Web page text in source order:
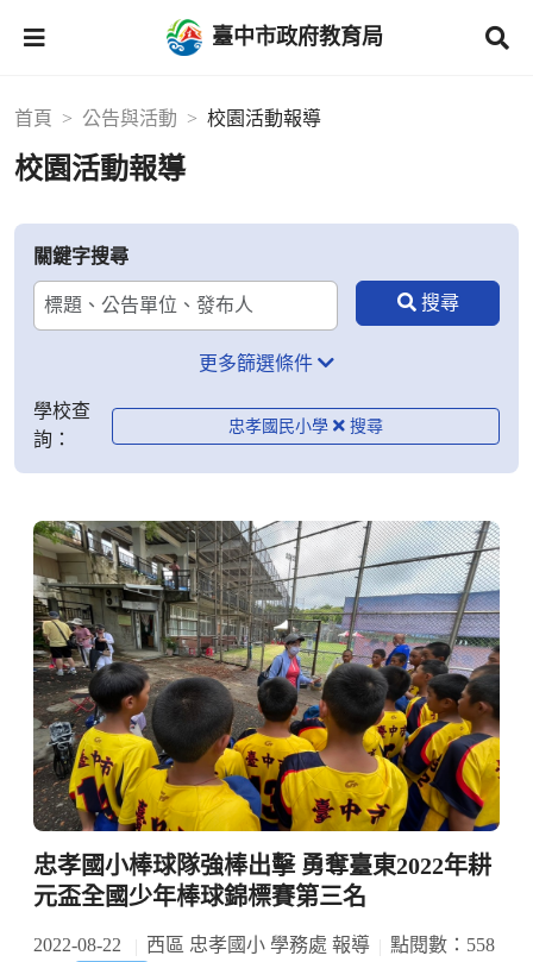
臺中市政府教育局
首頁 公告與活動 校園活動報導
校園活動報導
關鍵字搜尋
更多篩選條件
學校查
詢：
忠孝國民小學
忠孝國小棒球隊強棒出擊 勇奪臺東2022年耕
元盃全國少年棒球錦標賽第三名
2022-08-22 西區 忠孝國小 學務處 報導
點閱數：558